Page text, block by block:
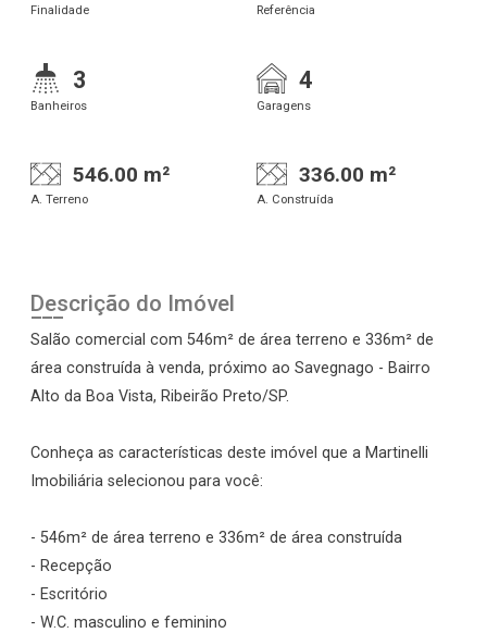
Finalidade Referência
3
Banheiros
4
Garagens
546.00 m²
A. Terreno
336.00 m²
A. Construída
Descrição do Imóvel
Salão comercial com 546m² de área terreno e 336m² de
área construída à venda, próximo ao Savegnago - Bairro
Alto da Boa Vista, Ribeirão Preto/SP.
Conheça as características deste imóvel que a Martinelli
Imobiliária selecionou para você:
- 546m² de área terreno e 336m² de área construída
- Recepção
- Escritório
- W.C. masculino e feminino